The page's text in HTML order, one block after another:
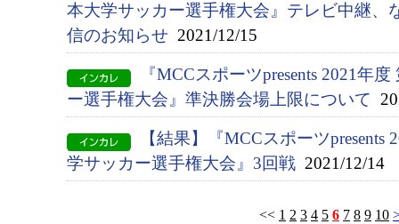
本大学サッカー選手権大会』テレビ中継、
信のお知らせ 2021/12/15
『MCCスポーツpresents 2021年
ー選手権大会』準決勝会場上限について
【結果】『MCCスポーツ
学サッカー選手権大会』3回戦 2021/12/14
<< 1 2 3 4 5 6 7 8 9 10